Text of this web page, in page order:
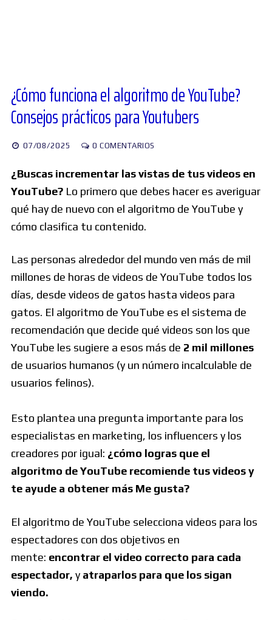
Foros
Buscar:
¿Cómo funciona el algoritmo de YouTube?
Consejos prácticos para Youtubers
07/08/2025 0 COMENTARIOS
¿Buscas incrementar las vistas de tus videos en
YouTube? Lo primero que debes hacer es averiguar
qué hay de nuevo con el algoritmo de YouTube y
cómo clasifica tu contenido.
Las personas alrededor del mundo ven más de mil
millones de horas de videos de YouTube todos los
días, desde videos de gatos hasta videos para
gatos. El algoritmo de YouTube es el sistema de
recomendación que decide qué videos son los que
YouTube les sugiere a esos más de 2 mil millones
de usuarios humanos (y un número incalculable de
usuarios felinos).
Esto plantea una pregunta importante para los
especialistas en marketing, los influencers y los
creadores por igual: ¿cómo logras que el
algoritmo de YouTube recomiende tus videos y
te ayude a obtener más Me gusta?
El algoritmo de YouTube selecciona videos para los
espectadores con dos objetivos en
mente: encontrar el video correcto para cada
espectador, y atraparlos para que los sigan
viendo.